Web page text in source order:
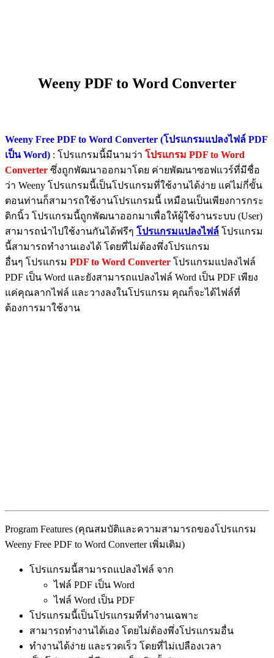
Weeny PDF to Word Converter
Weeny Free PDF to Word Converter (โปรแกรมแปลงไฟล์ PDF
เป็น Word) : โปรแกรมนี้มีนามว่า โปรแกรม PDF to Word
Converter ซึ่งถูกพัฒนาออกมาโดย ค่ายพัฒนาซอฟแวร์ที่มีชื่อ
ว่า Weeny โปรแกรมนี้เป็นโปรแกรมที่ใช้งานได้ง่าย แค่ไม่กี่ขั้น
ตอนท่านก็สามารถใช้งานโปรแกรมนี้ เหมือนเป็นเพียงการกระ
ดิกนิ้ว โปรแกรมนี้ถูกพัฒนาออกมาเพื่อให้ผู้ใช้งานระบบ (User)
สามารถนำไปใช้งานกันได้ฟรีๆ โปรแกรมแปลงไฟล์ โปรแกรม
นี้สามารถทำงานเองได้ โดยที่ไม่ต้องพึ่งโปรแกรม
อื่นๆ โปรแกรม PDF to Word Converter โปรแกรมแปลงไฟล์
PDF เป็น Word และยังสามารถแปลงไฟล์ Word เป็น PDF เพียง
แค่คุณลากไฟล์ และวางลงในโปรแกรม คุณก็จะได้ไฟล์ที่
ต้องการมาใช้งาน
Program Features (คุณสมบัติและความสามารถของโปรแกรม
Weeny Free PDF to Word Converter เพิ่มเติม)
โปรแกรมนี้สามารถแปลงไฟล์ จาก
ไฟล์ PDF เป็น Word
ไฟล์ Word เป็น PDF
โปรแกรมนี้เป็นโปรแกรมที่ทำงานเฉพาะ
สามารถทำงานได้เอง โดยไม่ต้องพึ่งโปรแกรมอื่น
ทำงานได้ง่าย และรวดเร็ว โดยที่ไม่เปลืองเวลา